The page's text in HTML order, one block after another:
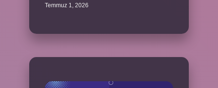
Temmuz 1, 2026